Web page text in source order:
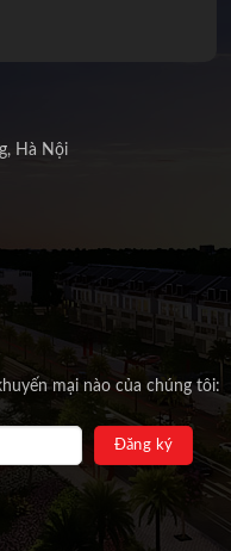
Hà Nội
mại nào của chúng tôi: